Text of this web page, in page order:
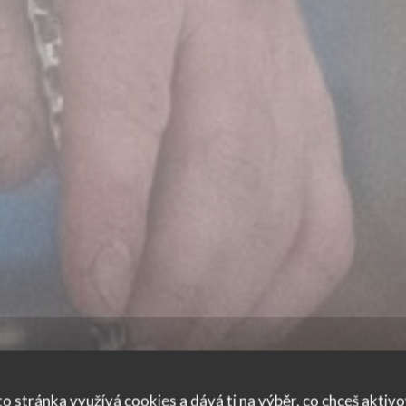
stránka využívá cookies a dává ti na výběr, co chceš